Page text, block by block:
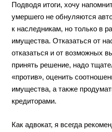
Подводя итоги, хочу
умершего не обнуляются
к наследникам, но только в
имущества. Отказаться от
отказаться и от возможных
принять решение, надо
«против», оценить
имущества, а также
кредиторами.
Как адвокат, я всегда